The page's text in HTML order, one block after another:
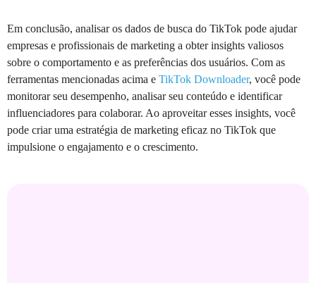
Em conclusão, analisar os dados de busca do TikTok pode ajudar
empresas e profissionais de marketing a obter insights valiosos
sobre o comportamento e as preferências dos usuários. Com as
ferramentas mencionadas acima e TikTok Downloader, você pode
monitorar seu desempenho, analisar seu conteúdo e identificar
influenciadores para colaborar. Ao aproveitar esses insights, você
pode criar uma estratégia de marketing eficaz no TikTok que
impulsione o engajamento e o crescimento.